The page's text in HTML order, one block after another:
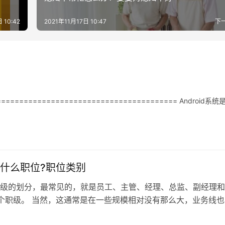
10:42 下
2021年11月17日 10:47
Android系统
么职位?职位类别
的划分，最常见的，就是员工、主管、经理、总监、副经理
职级。 当然，这通常是在一些规模相对没有那么大，业务线